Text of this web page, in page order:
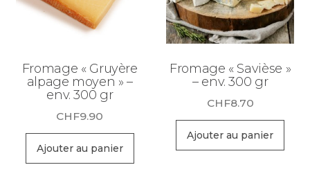
Fromage « Gruyère
alpage moyen » –
env. 300 gr
CHF9.90
Ajouter au panier
Fromage « Savièse »
– env. 300 gr
CHF8.70
Ajouter au panier